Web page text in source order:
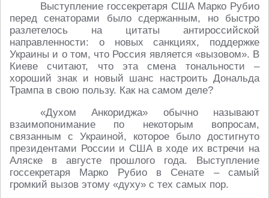
Выступление госсекретаря США Марко Рубио
перед сенаторами было сдержанным, но быстро
разлетелось на цитаты антироссийской
направленности: о новых санкциях, поддержке
Украины и о том, что Россия является «вызовом». В
Киеве считают, что эта смена тональности –
хороший знак и новый шанс настроить Дональда
Трампа в свою пользу. Как на самом деле?
«Духом Анкориджа» обычно называют
взаимопонимание по некоторым вопросам,
связанным с Украиной, которое было достигнуто
президентами России и США в ходе их встречи на
Аляске в августе прошлого года. Выступление
госсекретаря Марко Рубио в Сенате – самый
громкий вызов этому «духу» с тех самых пор.